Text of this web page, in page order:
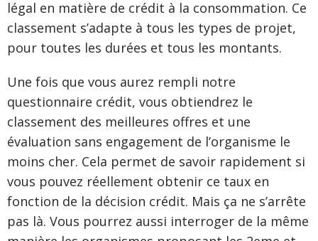
légal en matière de crédit à la consommation. Ce
classement s’adapte à tous les types de projet,
pour toutes les durées et tous les montants.
Une fois que vous aurez rempli notre
questionnaire crédit, vous obtiendrez le
classement des meilleures offres et une
évaluation sans engagement de l’organisme le
moins cher. Cela permet de savoir rapidement si
vous pouvez réellement obtenir ce taux en
fonction de la décision crédit. Mais ça ne s’arrête
pas là. Vous pourrez aussi interroger de la même